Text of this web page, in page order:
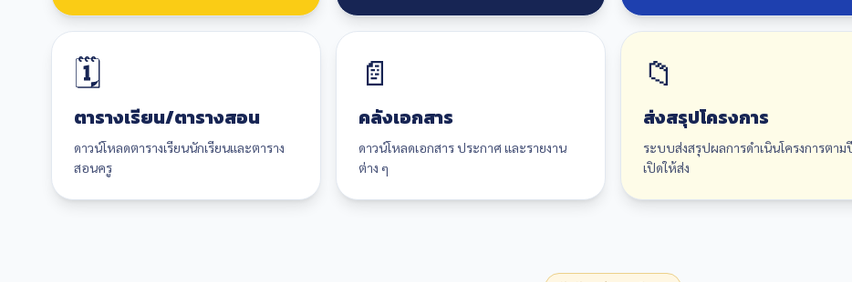
🗓️
ตารางเรียน/ตารางสอน
ดาวน์โหลดตารางเรียนนักเรียนและตาราง
สอนครู
📄
คลังเอกสาร
ดาวน์โหลดเอกสาร ประกาศ และรายงาน
ต่าง ๆ
📁
ส่งสรุปโครงการ
ระบบส่งสรุปผลการดำเนินโครงการตา
เปิดให้ส่ง